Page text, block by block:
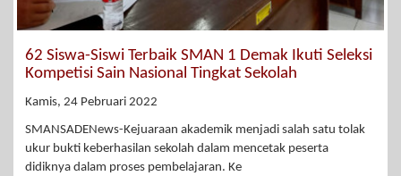
62 Siswa-Siswi Terbaik SMAN 1 Demak Ikuti Seleksi
Kompetisi Sain Nasional Tingkat Sekolah
Kamis, 24 Pebruari 2022
SMANSADENews-Kejuaraan akademik menjadi salah satu tolak
ukur bukti keberhasilan sekolah dalam mencetak peserta
didiknya dalam proses pembelajaran. Ke